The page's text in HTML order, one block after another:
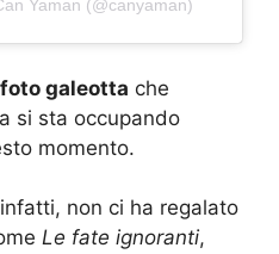
Yaman (@canyaman)
foto galeotta che
si sta occupando
momento.
non ci ha regalato
Le fate ignoranti,